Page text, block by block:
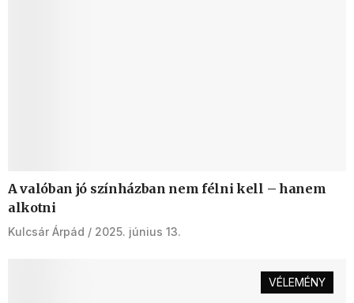
A valóban jó színházban nem félni kell – hanem
alkotni
Kulcsár Árpád 2025. június 13.
VÉLEMÉNY